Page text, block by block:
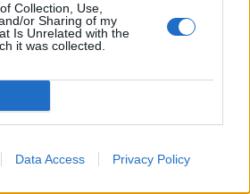
Collection, Use,
or Sharing of my
Is Unrelated with the
it was collected.
Data Access Privacy Policy
ha jobban akarod érezni magad
amely a tengerre és a fényre